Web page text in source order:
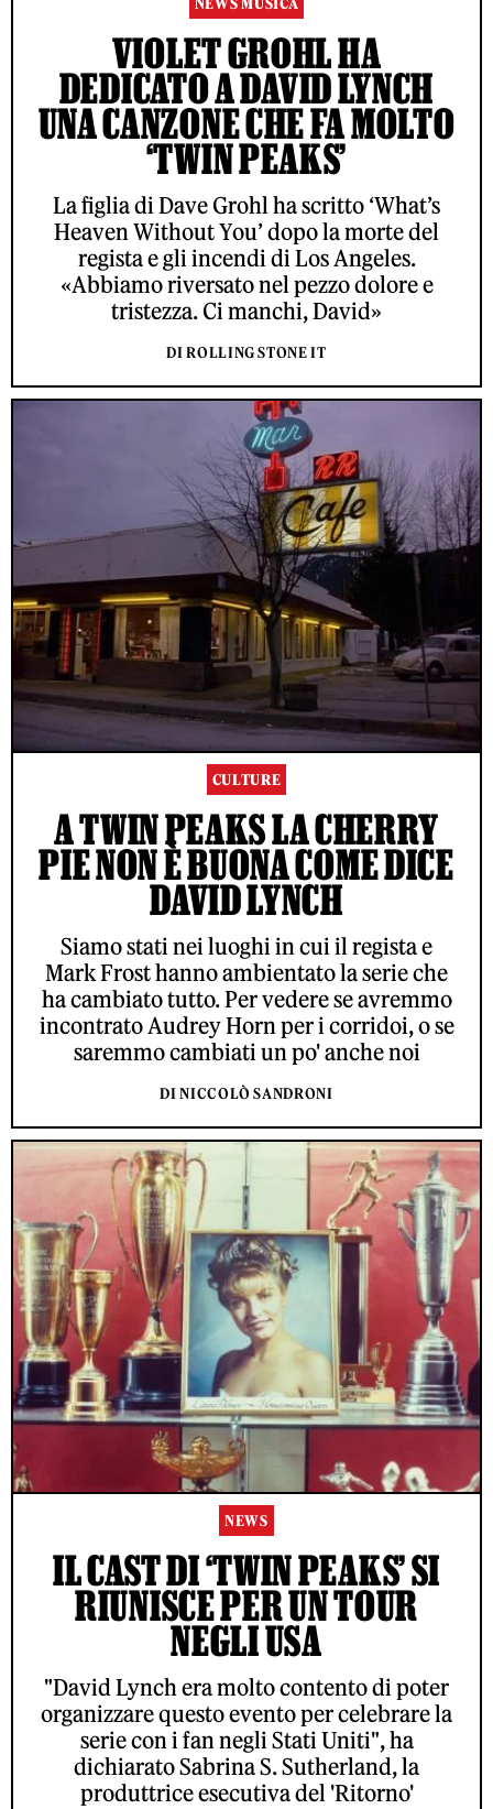
NEWS MUSICA
VIOLET GROHL HA
DEDICATO A DAVID LYNCH
UNA CANZONE CHE FA MOLTO
‘TWIN PEAKS’
La figlia di Dave Grohl ha scritto ‘What’s
Heaven Without You’ dopo la morte del
regista e gli incendi di Los Angeles.
«Abbiamo riversato nel pezzo dolore e
tristezza. Ci manchi, David»
DI ROLLING STONE IT
CULTURE
A TWIN PEAKS LA CHERRY
PIE NON È BUONA COME DICE
DAVID LYNCH
Siamo stati nei luoghi in cui il regista e
Mark Frost hanno ambientato la serie che
ha cambiato tutto. Per vedere se avremmo
incontrato Audrey Horn per i corridoi, o se
saremmo cambiati un po' anche noi
DI NICCOLÒ SANDRONI
NEWS
IL CAST DI ‘TWIN PEAKS’ SI
RIUNISCE PER UN TOUR
NEGLI USA
"David Lynch era molto contento di poter
organizzare questo evento per celebrare la
serie con i fan negli Stati Uniti", ha
dichiarato Sabrina S. Sutherland, la
produttrice esecutiva del 'Ritorno'